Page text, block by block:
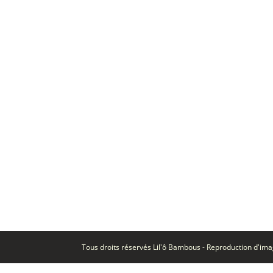
Tous droits réservés Lil'ô Bambous - Reproduction